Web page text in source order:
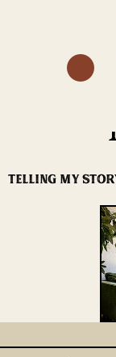
TELLING MY